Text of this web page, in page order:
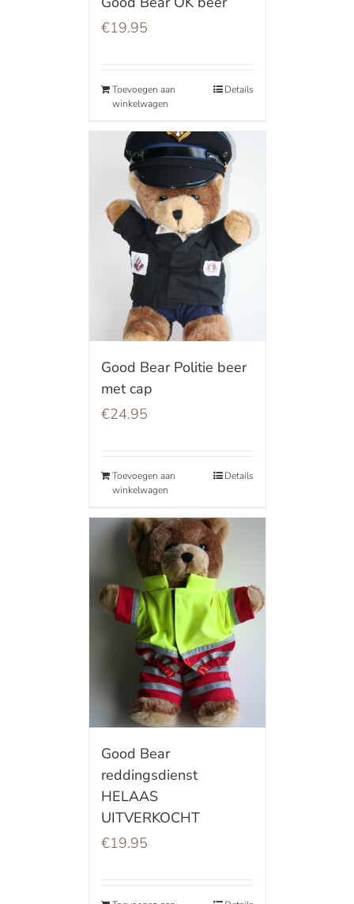
€19.95
Toevoegen aan
winkelwagen
Details
Good Bear Politie beer
met cap
€24.95
Toevoegen aan
winkelwagen
Details
Good Bear
reddingsdienst
HELAAS
UITVERKOCHT
€19.95